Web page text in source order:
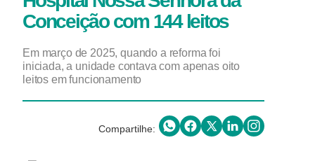
Conceição com 144 leitos
Em março de 2025, quando a reforma foi
iniciada, a unidade contava com apenas oito
leitos em funcionamento
Compartilhe: